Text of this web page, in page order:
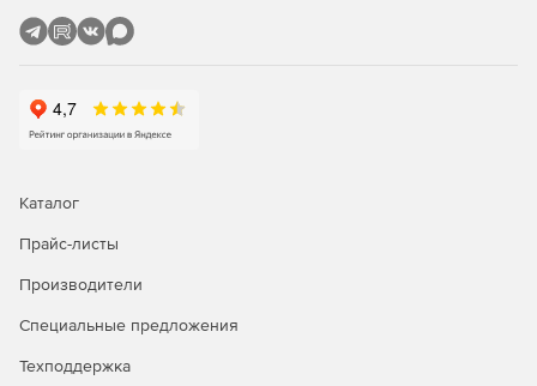
Каталог
Прайс-листы
Производители
Специальные предложения
Техподдержка